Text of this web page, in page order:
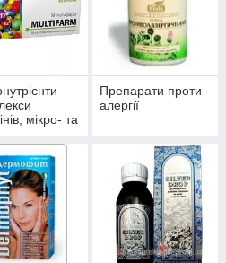
—
мікро- та
Препарати проти
алергії